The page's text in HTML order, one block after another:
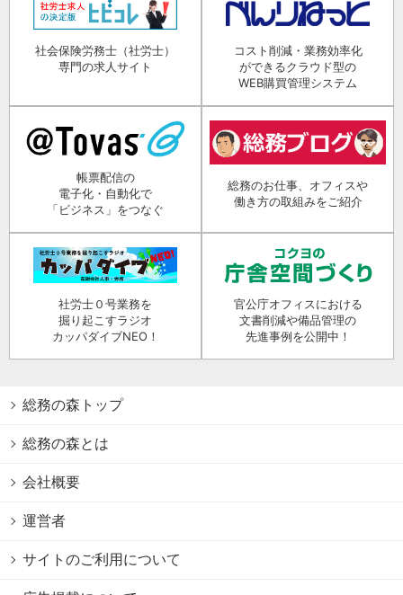
社会保険労務士（社労士）
専門の求人サイト
コスト削減・業務効率化
ができるクラウド型の
WEB購買管理システム
帳票配信の
電子化・自動化で
「ビジネス」をつなぐ
総務のお仕事、オフィスや
働き方の取組みをご紹介
社労士０号業務を
掘り起こすラジオ
カッパダイブNEO！
官公庁オフィスにおける
文書削減や備品管理の
先進事例を公開中！
総務の森トップ
総務の森とは
会社概要
運営者
サイトのご利用について